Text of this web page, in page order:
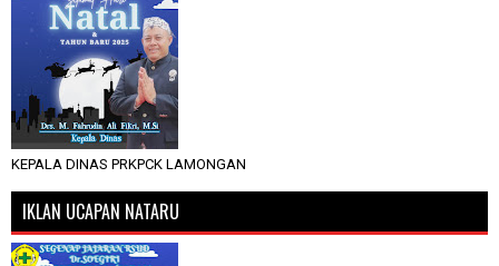
KEPALA DINAS PRKPCK LAMONGAN
IKLAN UCAPAN NATARU